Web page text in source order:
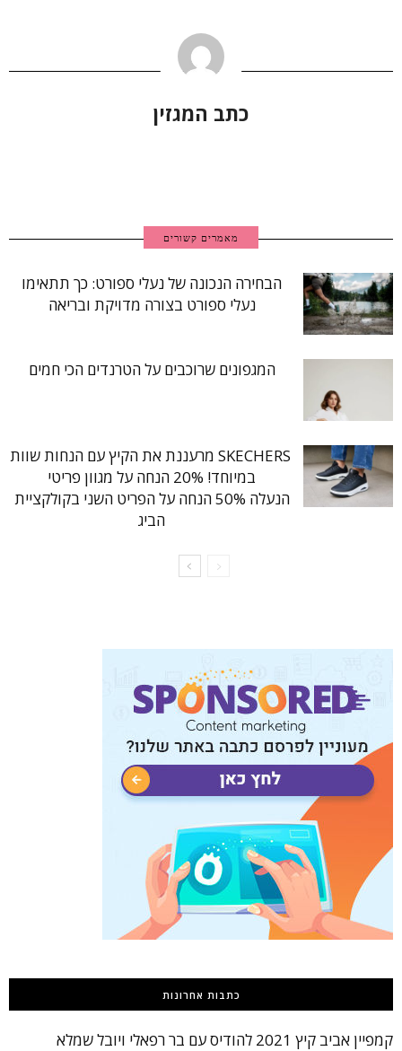
כתב המגזין
מאמרים קשורים
הבחירה הנכונה של נעלי ספורט: כך תתאימו
נעלי ספורט בצורה מדויקת ובריאה
המגפונים שרוכבים על הטרנדים הכי חמים
SKECHERS מרעננת את הקיץ עם הנחות שוות
במיוחד! 20% הנחה על מגוון פריטי
הנעלה 50% הנחה על הפריט השני בקולקציית
הביג
כתבות אחרונות
קמפיין אביב קיץ 2021 להודיס עם בר רפאלי ויובל שמלא